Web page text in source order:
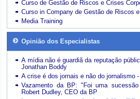
Curso de Gestão de Riscos e Crises
Curso in Company de Gestão de Riscos
Media Training
Opinião dos Especialistas
A mídia não é guardiã da reputação
Jonathan Boddy
A crise é dos jornais e não do jornalismo
Vazamento da BP: "Foi uma
Robert Dudley, CEO da BP